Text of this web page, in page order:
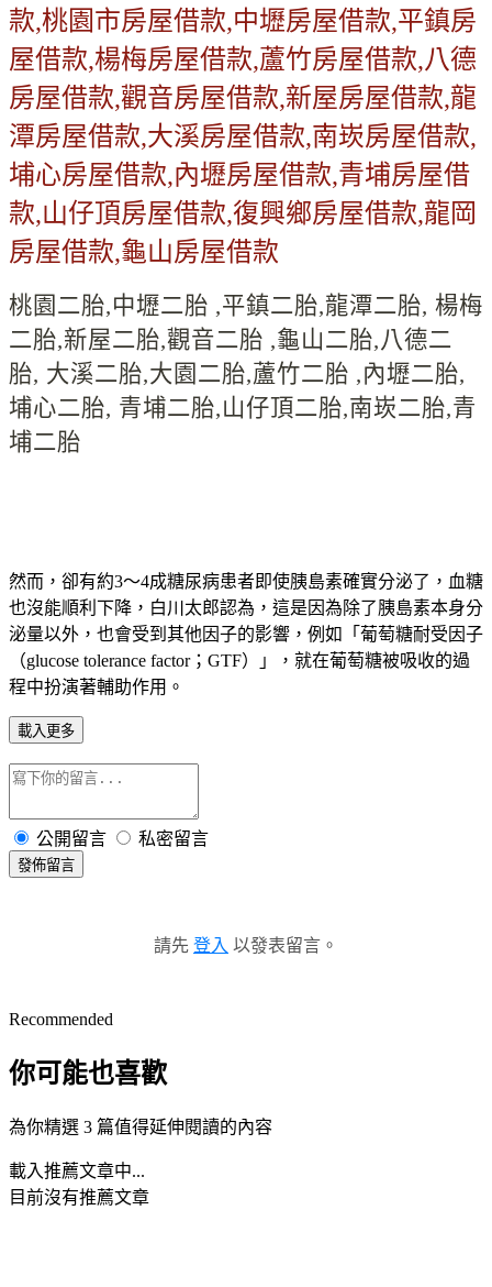
款,桃園市房屋借款,中壢房屋借款,平鎮房
屋借款,楊梅房屋借款,蘆竹房屋借款,八德
房屋借款,觀音房屋借款,新屋房屋借款,龍
潭房屋借款,大溪房屋借款,南崁房屋借款,
埔心房屋借款,內壢房屋借款,青埔房屋借
款,山仔頂房屋借款,復興鄉房屋借款,龍岡
房屋借款,龜山房屋借款
桃園二胎,中壢二胎 ,平鎮二胎,龍潭二胎, 楊梅
二胎,新屋二胎,觀音二胎 ,龜山二胎,八德二
胎, 大溪二胎,大園二胎,蘆竹二胎 ,內壢二胎,
埔心二胎, 青埔二胎,山仔頂二胎,南崁二胎,青
埔二胎
然而，卻有約3～4成糖尿病患者即使胰島素確實分泌了，血糖
也沒能順利下降，白川太郎認為，這是因為除了胰島素本身分
泌量以外，也會受到其他因子的影響，例如「葡萄糖耐受因子
（glucose tolerance factor；GTF）」，就在葡萄糖被吸收的過
程中扮演著輔助作用。
載入更多
公開留言 私密留言
發佈留言
請先 登入 以發表留言。
Recommended
你可能也喜歡
為你精選 3 篇值得延伸閱讀的內容
載入推薦文章中...
目前沒有推薦文章